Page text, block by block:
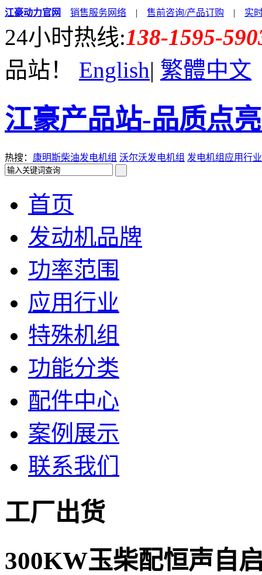
江豪动力官网 销售服务网络 | 售前咨询/产品订购 | 实
24小时热线:138-1595-
品站！ English| 繁體中文
江豪产品站-品质点
热搜： 康明斯柴油发电机组 沃尔沃发电机组 发电机组应用行业
首页
发动机品牌
功率范围
应用行业
特殊机组
功能分类
配件中心
案例展示
联系我们
工厂出货
300KW玉柴配恒声自